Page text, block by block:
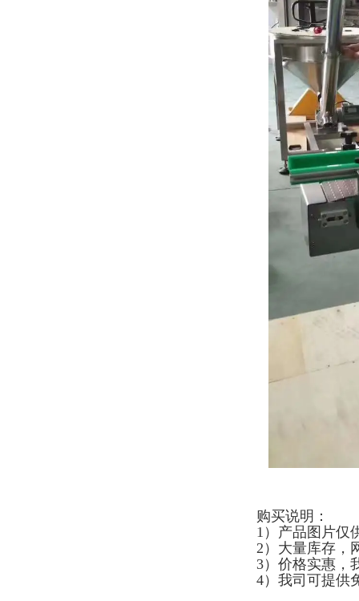
购买说明：
1）产品图片仅
2）大量库存，
3）价格实惠，
4）我司可提供